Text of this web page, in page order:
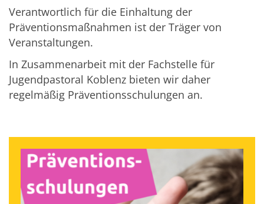
Verantwortlich für die Einhaltung der
Präventionsmaßnahmen ist der Träger von
Veranstaltungen.
In Zusammenarbeit mit der Fachstelle für
Jugendpastoral Koblenz bieten wir daher
regelmäßig Präventionsschulungen an.